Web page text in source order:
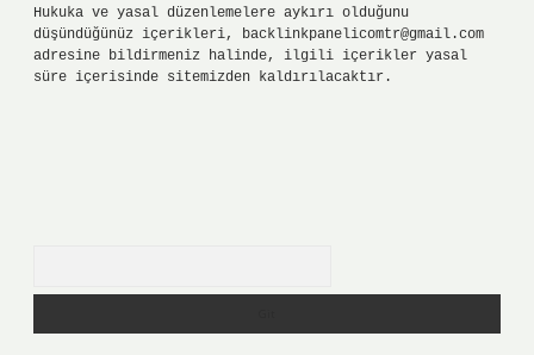
Hukuka ve yasal düzenlemelere aykırı olduğunu
düşündüğünüz içerikleri, backlinkpanelicomtr@gmail.com
adresine bildirmeniz halinde, ilgili içerikler yasal
süre içerisinde sitemizden kaldırılacaktır.